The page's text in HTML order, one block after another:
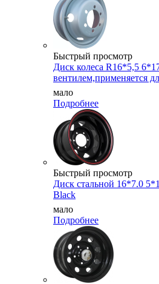
Быстрый просмотр
Диск колеса R16*5,5
вентилем,применяется
мало
Подробнее
Быстрый просмотр
Диск стальной 16*7.0
Black
мало
Подробнее